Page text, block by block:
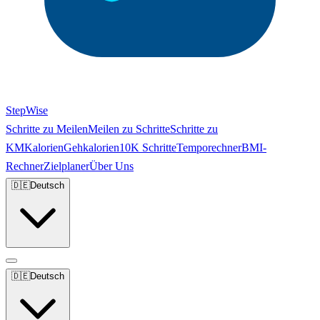
StepWise
Schritte zu MeilenMeilen zu SchritteSchritte zu
KMKalorienGehkalorien10K SchritteTemporechnerBMI-
RechnerZielplanerÜber Uns
🇩🇪Deutsch
🇩🇪Deutsch